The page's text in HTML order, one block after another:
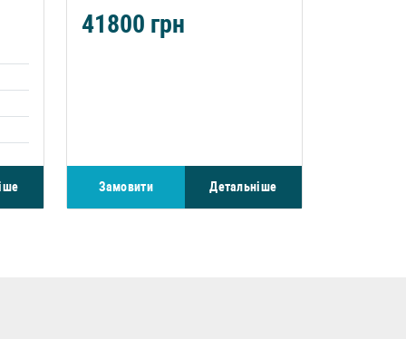
41800 грн
Замовити Детальніше